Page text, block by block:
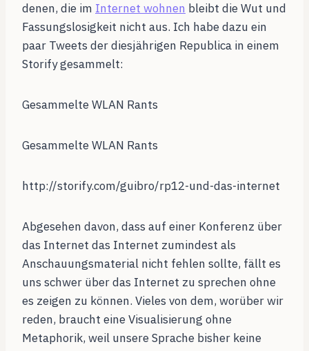
denen, die im Internet wohnen bleibt die Wut und
Fassungslosigkeit nicht aus. Ich habe dazu ein
paar Tweets der diesjährigen Republica in einem
Storify gesammelt:
Gesammelte WLAN Rants
Gesammelte WLAN Rants
http://storify.com/guibro/rp12-und-das-internet
Abgesehen davon, dass auf einer Konferenz über
das Internet das Internet zumindest als
Anschauungsmaterial nicht fehlen sollte, fällt es
uns schwer über das Internet zu sprechen ohne
es zeigen zu können. Vieles von dem, worüber wir
reden, braucht eine Visualisierung ohne
Metaphorik, weil unsere Sprache bisher keine